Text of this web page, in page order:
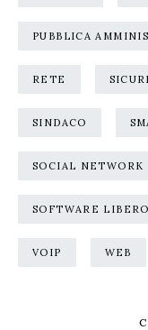
PUBBLICA
RETE
SINDACO
SOCIAL NETWORK
SOFTWARE LIBERO
VOIP WEB